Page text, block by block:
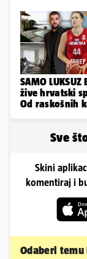
SAMO LUKSUZ
žive hrvatski
Od raskošnih
Sve
Skini
komentiraj i
Odaberi